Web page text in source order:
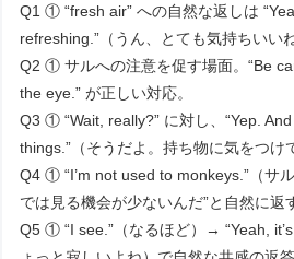
Q1 ① “fresh air” への自然な返しは
refreshing.”（うん、とても気持ちいいね
Q2 ① サルへの注意を促す場面。“Be
the eye.” が正しい対応。
Q3 ① “Wait, really?” に対し、“Yep.
things.”（そうだよ。持ち物に気をつけ
Q4 ① “I’m not used to monkeys.”（サ
では見る機会が少ないんだ”と自然に返
Q5 ① “I see.”（なるほど）→ “Yeah,